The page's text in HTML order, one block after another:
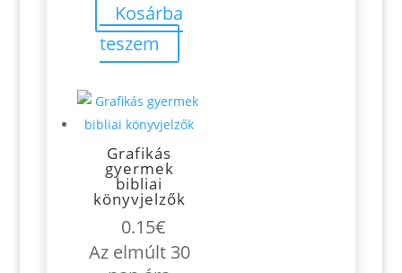
Kosárba
teszem
Grafikás
gyermek
bibliai
könyvjelzők
0.15€
Az elmúlt 30